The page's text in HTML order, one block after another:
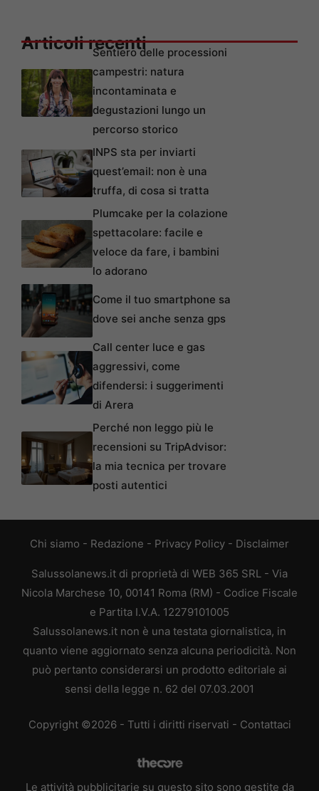
Articoli recentiSentiero delle processioni
campestri: natura
incontaminata e
degustazioni lungo un
percorso storico
INPS sta per inviarti
quest’email: non è una
truffa, di cosa si tratta
Plumcake per la colazione
spettacolare: facile e
veloce da fare, i bambini
lo adorano
Come il tuo smartphone sa
dove sei anche senza gps
Call center luce e gas
aggressivi, come
difendersi: i suggerimenti
di Arera
Perché non leggo più le
recensioni su TripAdvisor:
la mia tecnica per trovare
posti autentici
Chi siamo - Redazione - Privacy Policy - Disclaimer
Salussolanews.it di proprietà di WEB 365 SRL - Via
Nicola Marchese 10, 00141 Roma (RM) - Codice Fiscale
e Partita I.V.A. 12279101005
Salussolanews.it non è una testata giornalistica, in
quanto viene aggiornato senza alcuna periodicità. Non
può pertanto considerarsi un prodotto editoriale ai
sensi della legge n. 62 del 07.03.2001
Copyright ©2026 - Tutti i diritti riservati - Contattaci
Le attività pubblicitarie su questo sito sono gestite da